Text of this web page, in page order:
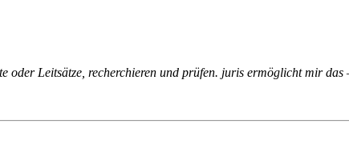
oder Leitsätze, recherchieren und prüfen. juris ermöglicht mir